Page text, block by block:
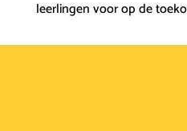
leerlingen voor op de